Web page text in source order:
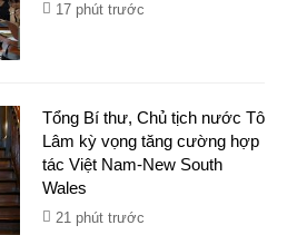
17 phút trước
Tổng Bí thư, Chủ tịch nước Tô
Lâm kỳ vọng tăng cường hợp
tác Việt Nam-New South
Wales
21 phút trước